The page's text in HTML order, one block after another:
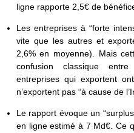
ligne rapporte 2,5€ de
Les entreprises à “forte
vite que les autres et
2,6% en moyenne). Mais
confusion classique
entreprises qui exportent
n’exportent pas “à cause de
Le rapport évoque un
en ligne estimé à 7 Md€. Ce